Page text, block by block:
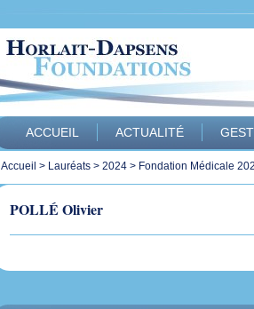
ACCUEIL ACTUALITÉ
Accueil > Lauréats > 2024 > Fondation Médicale
POLLÉ Olivier